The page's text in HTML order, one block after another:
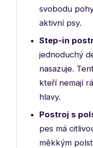
svobodu
aktivní psy.
Step-in
jednoduchý
nasazuje.
kteří nemají
hlavy.
Postroj s
pes má
měkkým